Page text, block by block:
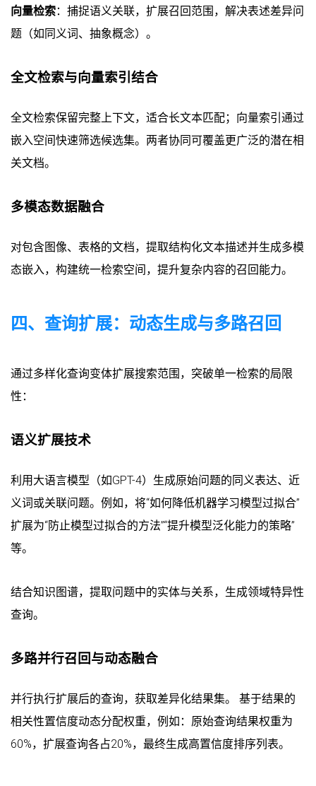
向量检索：捕捉语义关联，扩展召回范围，解决表述差异问
题（如同义词、抽象概念）。
全文检索与向量索引结合
全文检索保留完整上下文，适合长文本匹配；向量索引通过
嵌入空间快速筛选候选集。两者协同可覆盖更广泛的潜在相
关文档。
多模态数据融合
对包含图像、表格的文档，提取结构化文本描述并生成多模
态嵌入，构建统一检索空间，提升复杂内容的召回能力。
四、查询扩展：动态生成与多路召回
通过多样化查询变体扩展搜索范围，突破单一检索的局限
性：
语义扩展技术
利用大语言模型（如GPT-4）生成原始问题的同义表达、近
义词或关联问题。例如，将“如何降低机器学习模型过拟合”
扩展为“防止模型过拟合的方法”“提升模型泛化能力的策略”
等。
结合知识图谱，提取问题中的实体与关系，生成领域特异性
查询。
多路并行召回与动态融合
并行执行扩展后的查询，获取差异化结果集。 基于结果的
相关性置信度动态分配权重，例如：原始查询结果权重为
60%，扩展查询各占20%，最终生成高置信度排序列表。